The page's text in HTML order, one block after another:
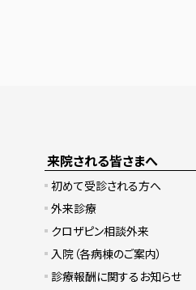
来院される皆さまへ
初めて受診される方へ
外来診療
クロザピン相談外来
入院（各病棟のご案内）
診療報酬に関するお知らせ